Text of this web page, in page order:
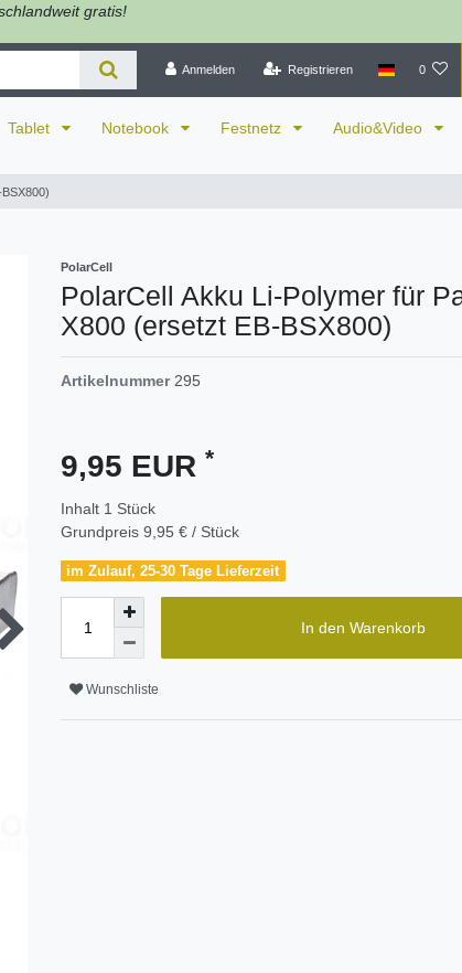
gratis!
Anmelden Registrieren 0
Tablet Notebook Festnetz Audio&Video
PolarCell
PolarCell Akku Li-Polymer für
X800 (ersetzt EB-BSX800)
Artikelnummer 295
9,95 EUR *
Inhalt 1 Stück
Grundpreis 9,95 € / Stück
im Zulauf, 25-30 Tage Lieferzeit
In den Warenkorb
Wunschliste